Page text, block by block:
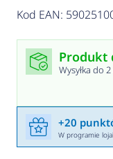
Kod EAN:
Produkt
Wysyłka do
+20
W programie